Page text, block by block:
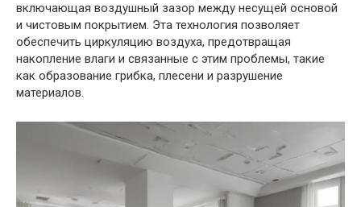
включающая воздушный зазор между несущей основой
и чистовым покрытием. Эта технология позволяет
обеспечить циркуляцию воздуха, предотвращая
накопление влаги и связанные с этим проблемы, такие
как образование грибка, плесени и разрушение
материалов.